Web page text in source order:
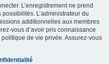
L’enregistrement ne prend
L’administrateur du
additionnelles aux membres
vous d’avoir pris connaissance
de vie privée. Assurez-vous